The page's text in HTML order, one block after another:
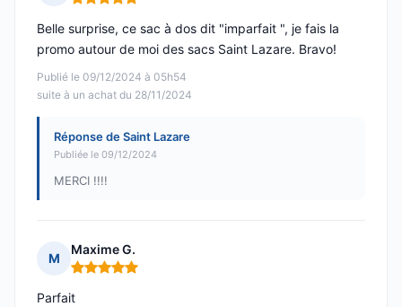
Note : 5 sur 5
Publié le 09/12/2024 à 05h54
suite à un achat du 28/11/2024
Belle surprise, ce sac à dos dit "imparfait ", je fais la
promo autour de moi des sacs Saint Lazare. Bravo!
Réponse de Saint Lazare
Publiée le 09/12/2024
MERCI !!!!
M
Maxime G.
Note : 5 sur 5
Parfait